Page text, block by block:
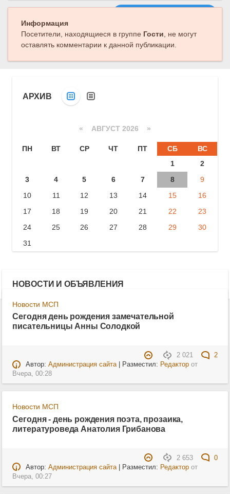
Информация
Посетители, находящиеся в группе Гости, не могут
оставлять комментарии к данной публикации.
АРХИВ
« АВГУСТ 2026 »
ПН ВТ СР ЧТ ПТ СБ
ВС
1
2
3
4 5 6 7 8
9
10
11 12 13 14 15
16
17
18 19 20 21 22
23
24
25 26 27 28 29
30
31
НОВОСТИ И ОБЪЯВЛЕНИЯ
Новости МСП
Сегодня день рождения замечательной
писательницы Анны Солодкой
2 021
2
Автор: Администрация сайта| Разместил: Редакторот
Вчера, 00:28
Новости МСП
Сегодня - день рождения поэта, прозаика,
литературоведа Анатолия Грибанова
2 653
0
Автор: Администрация сайта| Разместил: Редакторот
Вчера, 00:27